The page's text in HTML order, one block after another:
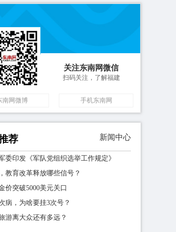
关注东南网微信
扫码关注，了解福建
南网微博 手机东南网
荐 新闻中心
委印发《军队党组织选举工作规定》
教育改革释放哪些信号？
价突破5000美元关口
病，为啥要挂3次号？
游离大众还有多远？